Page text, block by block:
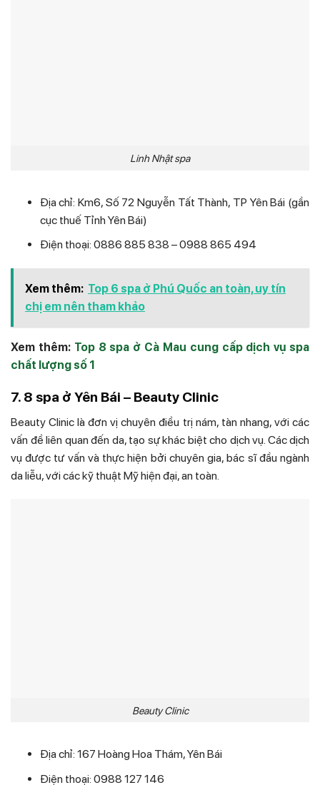
Linh Nhật spa
Địa chỉ: Km6, Số 72 Nguyễn Tất Thành, TP Yên Bái (gần
cục thuế Tỉnh Yên Bái)
Điện thoại: 0886 885 838 – 0988 865 494
Xem thêm: Top 6 spa ở Phú Quốc an toàn, uy tín
chị em nên tham khảo
Xem thêm: Top 8 spa ở Cà Mau cung cấp dịch vụ spa
chất lượng số 1
7. 8 spa ở Yên Bái – Beauty Clinic
Beauty Clinic là đơn vị chuyên điều trị nám, tàn nhang, với các
vấn đề liên quan đến da, tạo sự khác biệt cho dịch vụ. Các dịch
vụ được tư vấn và thực hiện bởi chuyên gia, bác sĩ đầu ngành
da liễu, với các kỹ thuật Mỹ hiện đại, an toàn.
Beauty Clinic
Địa chỉ: 167 Hoàng Hoa Thám, Yên Bái
Điện thoại: 0988 127 146